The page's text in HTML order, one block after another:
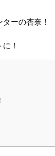
ーの杏奈！
！